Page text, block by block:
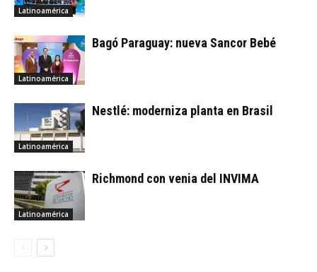
Latinoamérica
Latinoamérica
Bagó Paraguay: nueva Sancor Bebé
Latinoamérica
Nestlé: moderniza planta en Brasil
Latinoamérica
Richmond con venia del INVIMA